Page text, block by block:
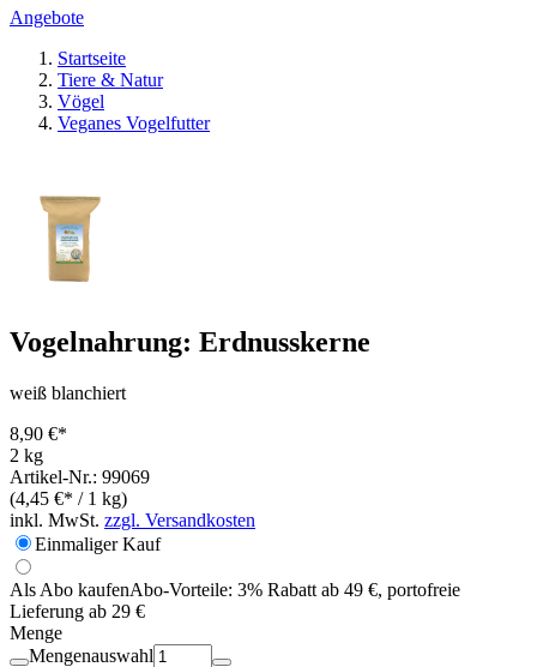
Angebote
Startseite
Tiere & Natur
Vögel
Veganes Vogelfutter
Vogelnahrung: Erdnusskerne
weiß blanchiert
8,90 €*
2 kg
Artikel-Nr.: 99069
(4,45 €* / 1 kg)
inkl. MwSt. zzgl. Versandkosten
Einmaliger Kauf
Als Abo kaufenAbo-Vorteile: 3% Rabatt ab 49 €, portofreie
Lieferung ab 29 €
Menge
Mengenauswahl